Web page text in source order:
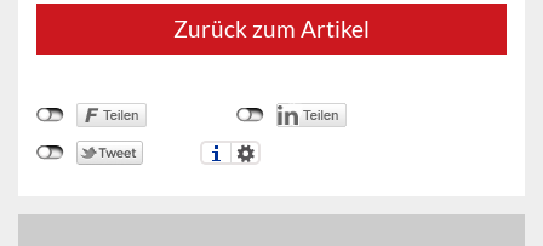
Zurück zum Artikel